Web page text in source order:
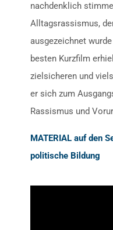
nachdenklich
Alltagsrassismus,
ausgezeichnet
besten Kurzfilm
zielsicheren und
er sich zum
Rassismus und
MATERIAL auf den
politische Bildung